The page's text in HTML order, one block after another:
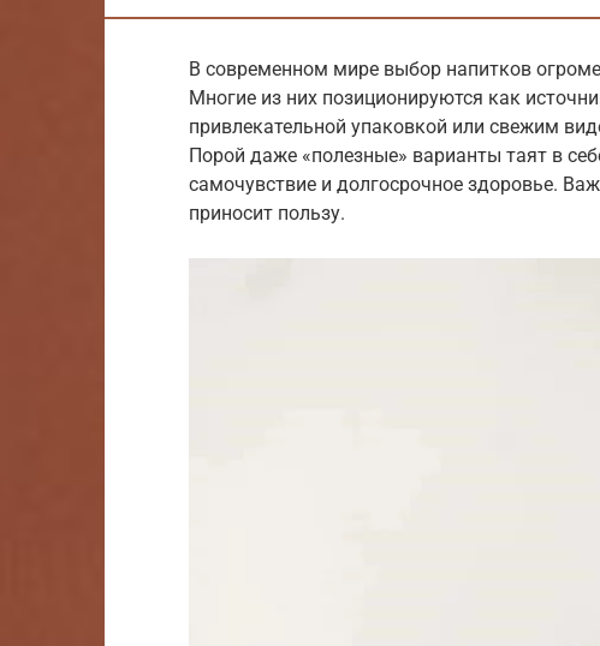
В современном мире выбор напитков
Многие из них позиционируются как
привлекательной упаковкой или свежим
Порой даже «полезные» варианты таят в
самочувствие и долгосрочное здоровье.
приносит пользу.